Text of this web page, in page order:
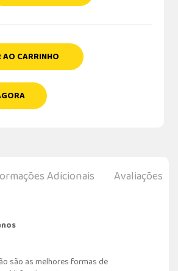
CARRINHO
Adicionais Avaliações
são as melhores formas de